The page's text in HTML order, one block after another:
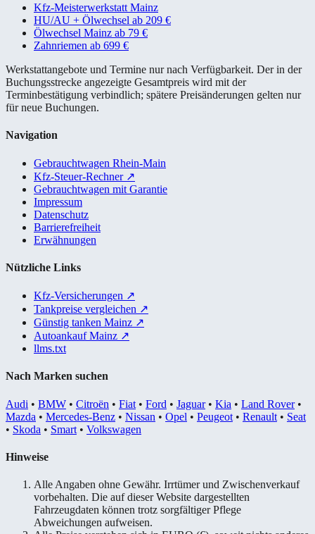
Kfz-Meisterwerkstatt Mainz
HU/AU + Ölwechsel ab 209 €
Ölwechsel Mainz ab 79 €
Zahnriemen ab 699 €
Werkstattangebote und Termine nur nach Verfügbarkeit. Der in der
Buchungsstrecke angezeigte Gesamtpreis wird mit der
Terminbestätigung verbindlich; spätere Preisänderungen gelten nur
für neue Buchungen.
Navigation
Gebrauchtwagen Rhein-Main
Kfz-Steuer-Rechner ↗
Gebrauchtwagen mit Garantie
Impressum
Datenschutz
Barrierefreiheit
Erwähnungen
Nützliche Links
Kfz-Versicherungen ↗
Tankpreise vergleichen ↗
Günstig tanken Mainz ↗
Autoankauf Mainz ↗
llms.txt
Nach Marken suchen
Audi • BMW • Citroën • Fiat • Ford • Jaguar• Kia • Land Rover•
Mazda • Mercedes-Benz • Nissan • Opel • Peugeot • Renault • Seat
• Skoda • Smart • Volkswagen
Hinweise
Alle Angaben ohne Gewähr. Irrtümer und Zwischenverkauf
vorbehalten. Die auf dieser Website dargestellten
Fahrzeugdaten können trotz sorgfältiger Pflege
Abweichungen aufweisen.